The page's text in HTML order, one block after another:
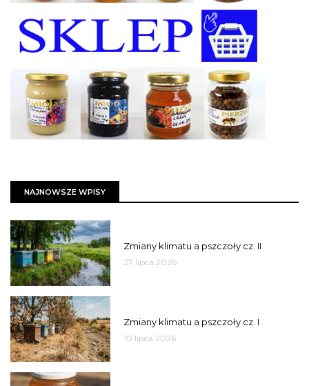
NAJNOWSZE WPISY
Zmiany klimatu a pszczoły cz. II
27 lipca 2026
Zmiany klimatu a pszczoły cz. I
10 lipca 2026